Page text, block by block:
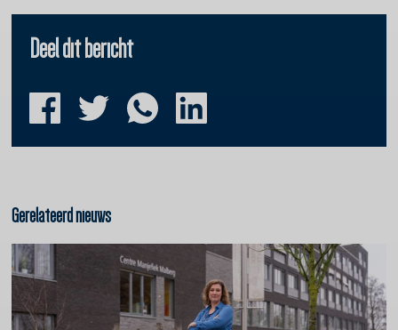
Deel dit bericht
Gerelateerd nieuws